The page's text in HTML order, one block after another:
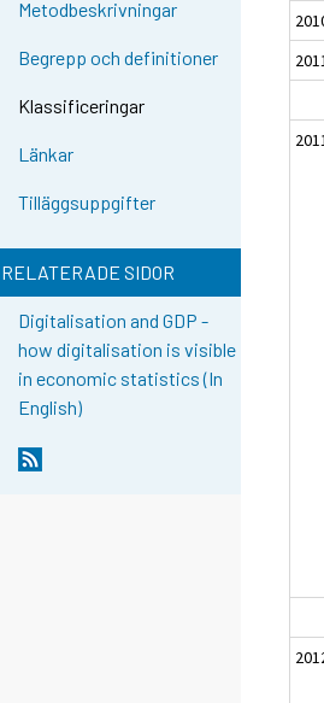
Metodbeskrivningar
Begrepp och definitioner
Klassificeringar
Länkar
Tilläggsuppgifter
RELATERADE SIDOR
Digitalisation and GDP -
how digitalisation is visible
in economic statistics (In
English)